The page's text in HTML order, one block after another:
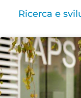
Ricerca e